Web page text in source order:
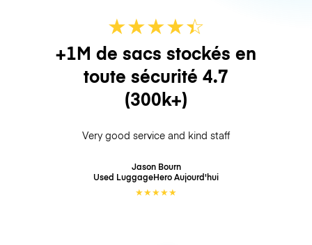
★★★★☆
★
+1M de sacs stockés en
toute sécurité 4.7
(300k+)
Very good service and kind staff
Jason Bourn
Used LuggageHeroAujourd'hui
★★★★★